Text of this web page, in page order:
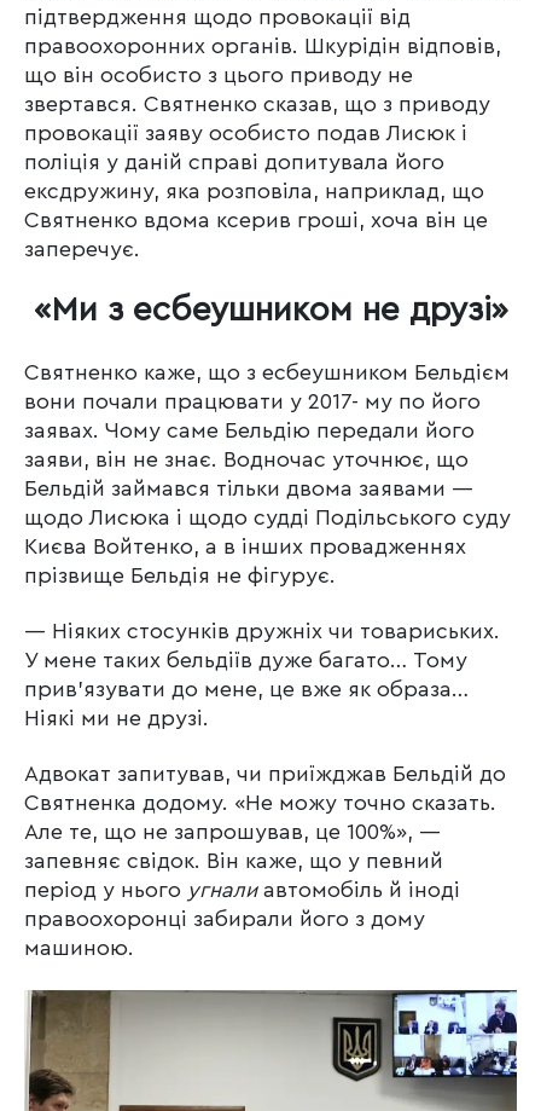
підтвердження щодо провокації від
правоохоронних органів. Шкурідін відповів,
що він особисто з цього приводу не
звертався. Святненко сказав, що з приводу
провокації заяву особисто подав Лисюк і
поліція у даній справі допитувала його
ексдружину, яка розповіла, наприклад, що
Святненко вдома ксерив гроші, хоча він це
заперечує.
«Ми з есбеушником не друзі»
Святненко каже, що з есбеушником Бельдієм
вони почали працювати у 2017- му по його
заявах. Чому саме Бельдію передали його
заяви, він не знає. Водночас уточнює, що
Бельдій займався тільки двома заявами —
щодо Лисюка і щодо судді Подільського суду
Києва Войтенко, а в інших провадженнях
прізвище Бельдія не фігурує.
— Ніяких стосунків дружніх чи товариських.
У мене таких бельдіїв дуже багато… Тому
прив’язувати до мене, це вже як образа…
Ніякі ми не друзі.
Адвокат запитував, чи приїжджав Бельдій до
Святненка додому. «Не можу точно сказать.
Але те, що не запрошував, це 100%», —
запевняє свідок. Він каже, що у певний
період у нього угналиавтомобіль й іноді
правоохоронці забирали його з дому
машиною.